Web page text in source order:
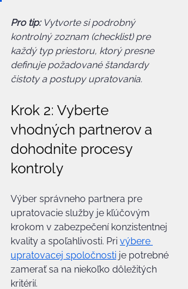
Pro tip: Vytvorte si podrobný
kontrolný zoznam (checklist) pre
každý typ priestoru, ktorý presne
definuje požadované štandardy
čistoty a postupy upratovania.
Krok 2: Vyberte
vhodných partnerov a
dohodnite procesy
kontroly
Výber správneho partnera pre
upratovacie služby je kľúčovým
krokom v zabezpečení konzistentnej
kvality a spoľahlivosti. Pri výbere
upratovacej spoločnosti je potrebné
zamerať sa na niekoľko dôležitých
kritérií.